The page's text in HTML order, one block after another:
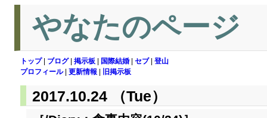
やなたのページ
トップ| ブログ| 掲示板 国際結婚 セブ| 登山
プロフィール| 更新情報 旧掲示板
2017.10.24 （Tue）